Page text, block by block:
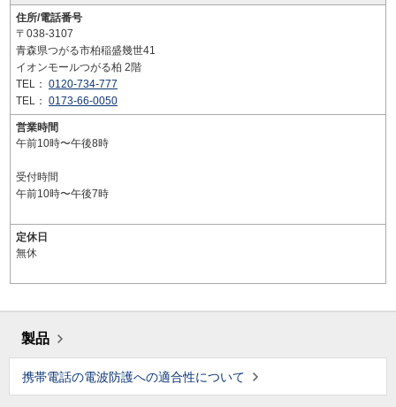
住所/電話番号
〒038-3107
青森県つがる市柏稲盛幾世41
イオンモールつがる柏 2階
TEL： 0120-734-777
TEL： 0173-66-0050
営業時間
午前10時〜午後8時
受付時間
午前10時〜午後7時
定休日
無休
製品
携帯電話の電波防護への適合性について